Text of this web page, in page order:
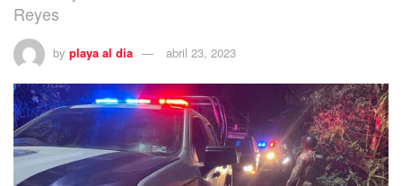
Reyes
by playa al dia abril 23, 2023